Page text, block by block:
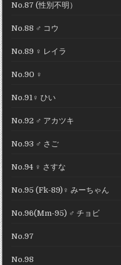
No.87 (性別不明）
No.88 ♂ コウ
No.89 ♀ レイラ
No.90 ♀
No.91♀ ひい
No.92 ♂ アカツキ
No.93 ♂ さご
No.94 ♀ さすな
No.95 (Fk-89)♀ みーちゃん
No.96(Mm-95) ♂ チョビ
No.97
No.98